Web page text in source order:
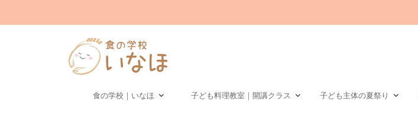
食の学校｜いなほ 子ども料理教室｜開講クラス 子ども主体の夏祭り